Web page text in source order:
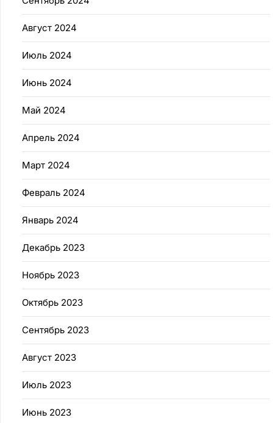
Август 2024
Июль 2024
Июнь 2024
Май 2024
Апрель 2024
Март 2024
Февраль 2024
Январь 2024
Декабрь 2023
Ноябрь 2023
Октябрь 2023
Сентябрь 2023
Август 2023
Июль 2023
Июнь 2023